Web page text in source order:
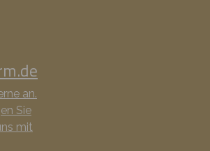
an.
Sie
mit